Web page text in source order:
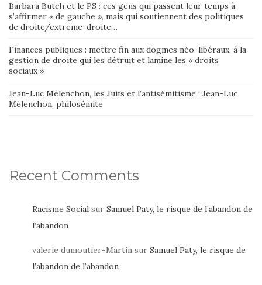
Barbara Butch et le PS : ces gens qui passent leur temps à
s’affirmer « de gauche », mais qui soutiennent des politiques
de droite/extreme-droite…
Finances publiques : mettre fin aux dogmes néo-libéraux, à la
gestion de droite qui les détruit et lamine les « droits
sociaux »
Jean-Luc Mélenchon, les Juifs et l’antisémitisme : Jean-Luc
Mélenchon, philosémite
Recent Comments
Racisme Social sur Samuel Paty, le risque de l’abandon de
l’abandon
valerie dumoutier-Martin sur Samuel Paty, le risque de
l’abandon de l’abandon